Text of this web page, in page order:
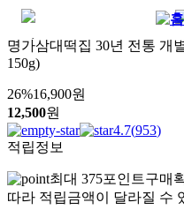
명가삼대떡집 30년 전통 개
150g)
26%16,900원
12,500원
4.7(953)
적립정보
최대 375포인트구매
따라 적립금액이 달라질 수